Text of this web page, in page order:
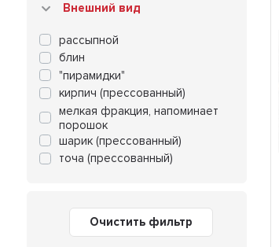
Грибы и ферментация
Внешний вид
рассыпной
блин
"пирамидки"
кирпич (прессованный)
мелкая фракция, напоминает
порошок
шарик (прессованный)
точа (прессованный)
Очистить фильтр